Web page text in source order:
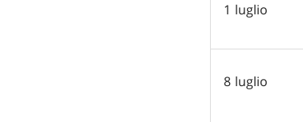
1 luglio
8 luglio